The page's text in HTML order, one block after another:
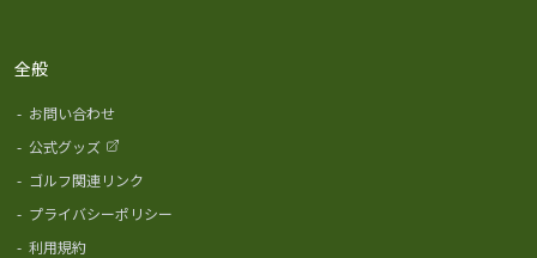
全般
- お問い合わせ
- 公式グッズ
- ゴルフ関連リンク
- プライバシーポリシー
- 利用規約